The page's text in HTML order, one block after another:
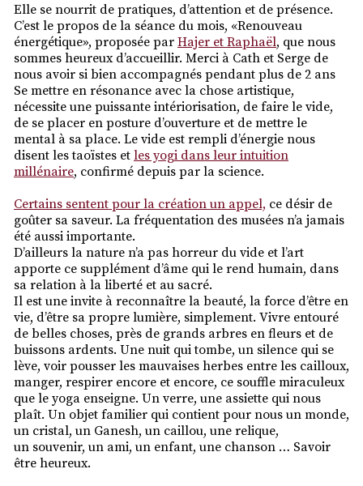
Elle se nourrit de pratiques, d’attention et de présence.
C’est le propos de la séance du mois, «Renouveau
énergétique», proposée par Hajer et Raphaël, que nous
sommes heureux d’accueillir. Merci à Cath et Serge de
nous avoir si bien accompagnés pendant plus de 2 ans
Se mettre en résonance avec la chose artistique,
nécessite une puissante intériorisation, de faire le vide,
de se placer en posture d’ouverture et de mettre le
mental à sa place. Le vide est rempli d’énergie nous
disent les taoïstes et les yogi dans leur intuition
millénaire, confirmé depuis par la science.
Certains sentent pour la création un appel, ce désir de
goûter sa saveur. La fréquentation des musées n’a jamais
été aussi importante.
D’ailleurs la nature n’a pas horreur du vide et l’art
apporte ce supplément d’âme qui le rend humain, dans
sa relation à la liberté et au sacré.
Il est une invite à reconnaître la beauté, la force d’être en
vie, d’être sa propre lumière, simplement. Vivre entouré
de belles choses, près de grands arbres en fleurs et de
buissons ardents. Une nuit qui tombe, un silence qui se
lève, voir pousser les mauvaises herbes entre les cailloux,
manger, respirer encore et encore, ce souffle miraculeux
que le yoga enseigne. Un verre, une assiette qui nous
plaît. Un objet familier qui contient pour nous un monde,
un cristal, un Ganesh, un caillou, une relique,
un souvenir, un ami, un enfant, une chanson … Savoir
être heureux.